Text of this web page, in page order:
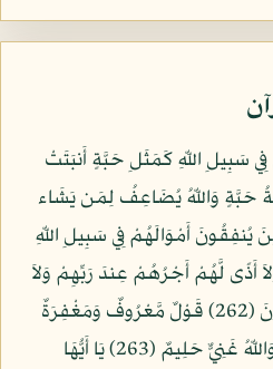
سَبِيلِ اللّهِ كَمَثَلِ حَبَّةٍ أَنبَتَتْ
حَبَّةٍ وَاللّهُ يُضَاعِفُ لِمَن يَشَاء
عَلِيمٌ (261) الَّذِينَ يُنفِقُونَ أَمْوَالَهُمْ فِي سَبِيلِ اللّهِ
أَذًى لَّهُمْ أَجْرُهُمْ عِندَ رَبِّهِمْ وَلاَ
خَوْفٌ عَلَيْهِمْ وَلاَ هُمْ يَحْزَنُونَ (262) قَوْلٌ مَّعْرُوفٌ وَمَغْفِرَةٌ
خَيْرٌ مِّن صَدَقَةٍ يَتْبَعُهَآ أَذًى وَاللّهُ غَنِيٌّ حَلِيمٌ (263) يَا أَيُّهَا